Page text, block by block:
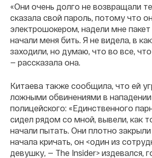
«Они очень долго не возвращали
сказала свой пароль, потому что
электрошокером, надели мне пакет
начали меня бить. Я не видела, в
заходили, но думаю, что во все,
— рассказала она.
Китаева также сообщила, что ей
ложными обвинениями в
полицейского: «Единственного
сидел рядом со мной, вывели, как
начали пытать. Они плотно
начала кричать, он <один из
девушку, — The Insider> издевался,